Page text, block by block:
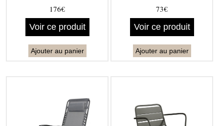
176€
Voir ce produit
Ajouter au panier
73€
Voir ce produit
Ajouter au panier